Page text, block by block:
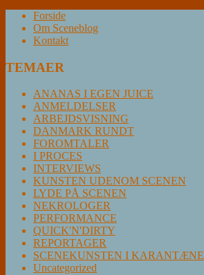
Forside
Om Sceneblog
Kontakt
TEMAER
ANANAS I EGEN JUICE
ANMELDELSER
ARBEJDSVISNING
DANMARK RUNDT
FOROMTALER
I PROCES
INTERVIEWS
KUNSTEN UDENOM SCENEN
LYDE PÅ SCENEN
NEKROLOGER
PERFORMANCE
QUICK'N'DIRTY
REPORTAGER
SCENEKUNSTEN I KARANTÆNE
Uncategorized